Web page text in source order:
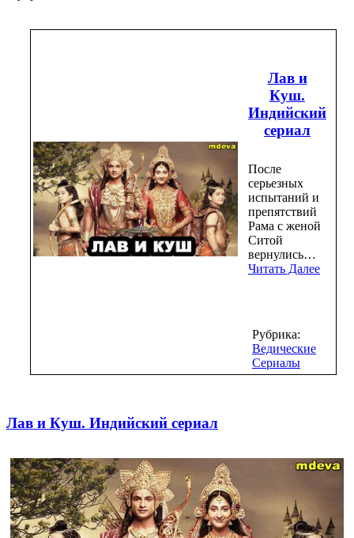
Лав и
Куш.
Индийский
сериал
После
серьезных
испытаний и
препятствий
Рама с женой
Ситой
вернулись…
Читать Далее
Рубрика:
Ведические
Сериалы
Лав и Куш. Индийский сериал